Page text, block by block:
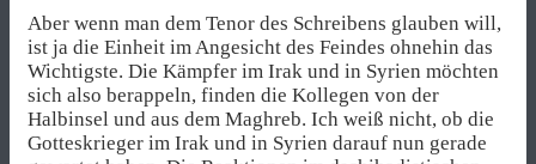
Aber wenn man dem Tenor des Schreibens glauben will,
ist ja die Einheit im Angesicht des Feindes ohnehin das
Wichtigste. Die Kämpfer im Irak und in Syrien möchten
sich also berappeln, finden die Kollegen von der
Halbinsel und aus dem Maghreb. Ich weiß nicht, ob die
Gotteskrieger im Irak und in Syrien darauf nun gerade